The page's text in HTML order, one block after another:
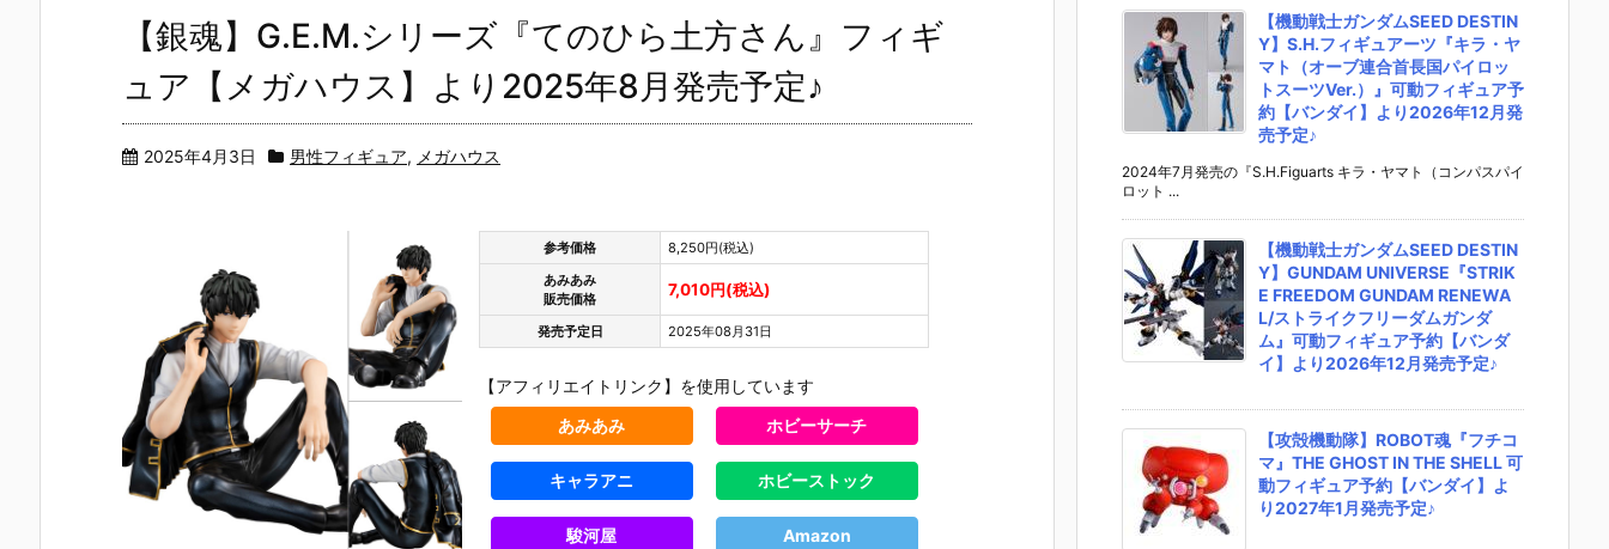
【銀魂】G.E.M.シリーズ『てのひら土方さん』フィギ
ュア【メガハウス】より2025年8月発売予定♪
2025年4月3日 男性フィギュア, メガハウス
参考価格
8,250円(税込)
あみあみ
販売価格
7,010円(税込)
発売予定日 2025年08月31日
【アフィリエイトリンク】を使用しています
あみあみ
ホビーサーチ
キャラアニ ホビーストック
駿河屋 Amazon
2026年12月
発売予定♪
2月発売予定♪
より2027年1
月発売予定♪
ハウス】より
2026年10月
発売予定♪
2026年7月発
売予定♪
発売予定♪
2027年2月発
売予定♪
【バンダイ】
より2027年1
月発売予定♪
【機動戦士ガンダムSEED DESTIN
Y】S.H.フィギュアーツ『キラ・ヤ
マト（オーブ連合首長国パイロッ
トスーツVer.）』可動フィギュア予
約【バンダイ】より2026年12月発
売予定♪
2024年7月発売の『S.H.Figuarts キラ・ヤマト（コンパスパイ
ロット ...
【機動戦士ガンダムSEED DESTIN
Y】GUNDAM UNIVERSE『STRIK
E FREEDOM GUNDAM RENEWA
L/ストライクフリーダムガンダ
ム』可動フィギュア予約【バンダ
イ】より2026年12月発売予定♪
【攻殻機動隊】ROBOT魂『フチコ
マ』THE GHOST IN THE SHELL 可
動フィギュア予約【バンダイ】よ
り2027年1月発売予定♪